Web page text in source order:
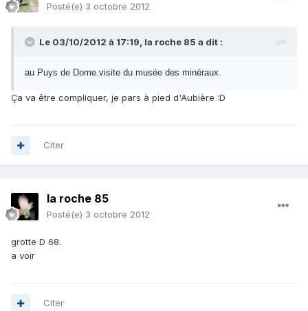
Posté(e) 3 octobre 2012
Le 03/10/2012 à 17:19, la roche 85 a dit :
au Puys de Dome.visite du musée des minéraux.
Ça va être compliquer, je pars à pied d'Aubière :D
Citer
la roche 85
Posté(e) 3 octobre 2012
grotte D 68.
a voir
Citer